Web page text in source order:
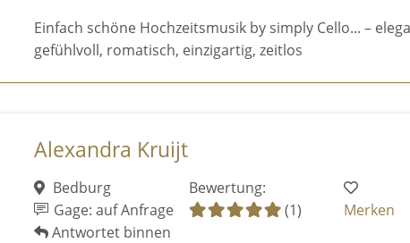
Einfach schöne Hochzeitsmusik by simply Cello... –
gefühlvoll, romatisch, einzigartig, zeitlos
Alexandra Kruijt
Bedburg
Gage: auf Anfrage
Antwortet binnen
Bewertung:
(1)
Merken